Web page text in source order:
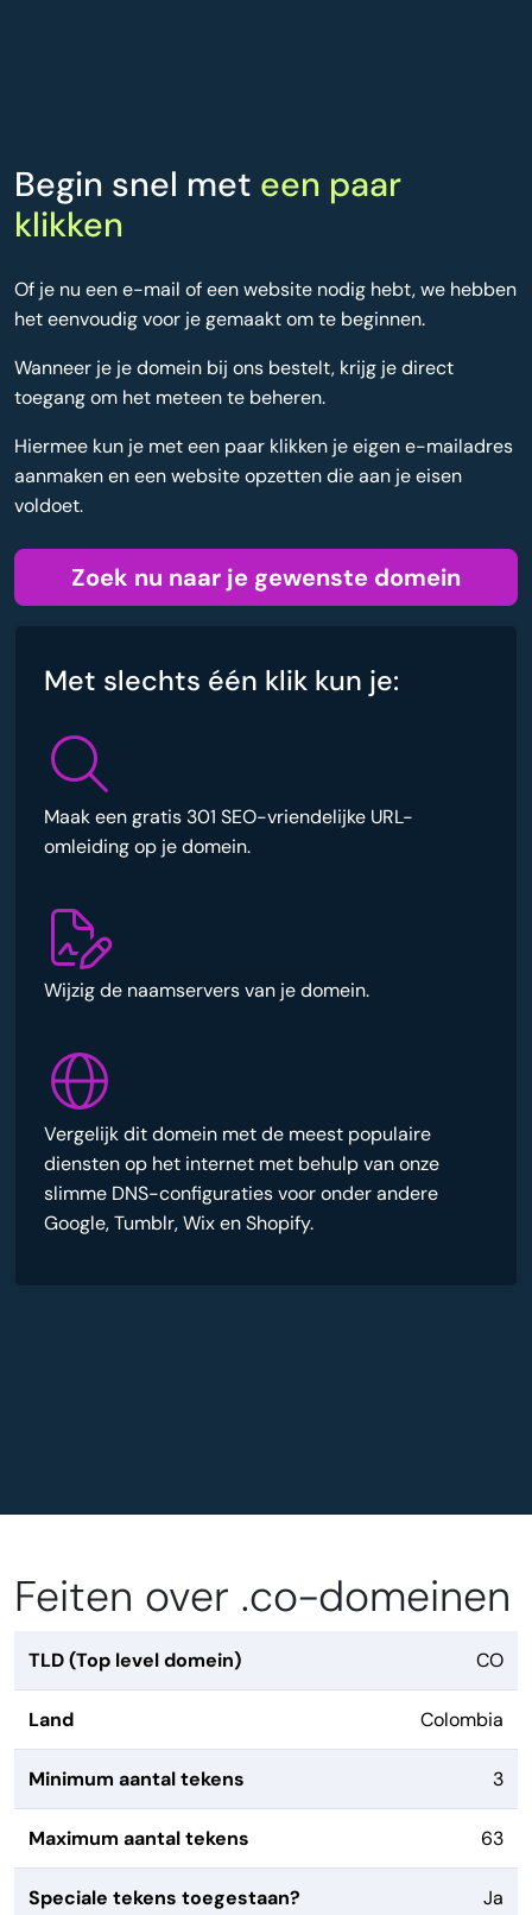
Begin snel met een paar
klikken
Of je nu een e-mail of een website nodig hebt, we hebben
het eenvoudig voor je gemaakt om te beginnen.
Wanneer je je domein bij ons bestelt, krijg je direct
toegang om het meteen te beheren.
Hiermee kun je met een paar klikken je eigen e-mailadres
aanmaken en een website opzetten die aan je eisen
voldoet.
Zoek nu naar je gewenste domein
Met slechts één klik kun je:
Maak een gratis 301 SEO-vriendelijke URL-
omleiding op je domein.
Wijzig de naamservers van je domein.
Vergelijk dit domein met de meest populaire
diensten op het internet met behulp van onze
slimme DNS-configuraties voor onder andere
Google, Tumblr, Wix en Shopify.
Feiten over .co-domeinen
TLD (Top level domein) CO
Land Colombia
Minimum aantal tekens 3
Maximum aantal tekens 63
Speciale tekens toegestaan? Ja